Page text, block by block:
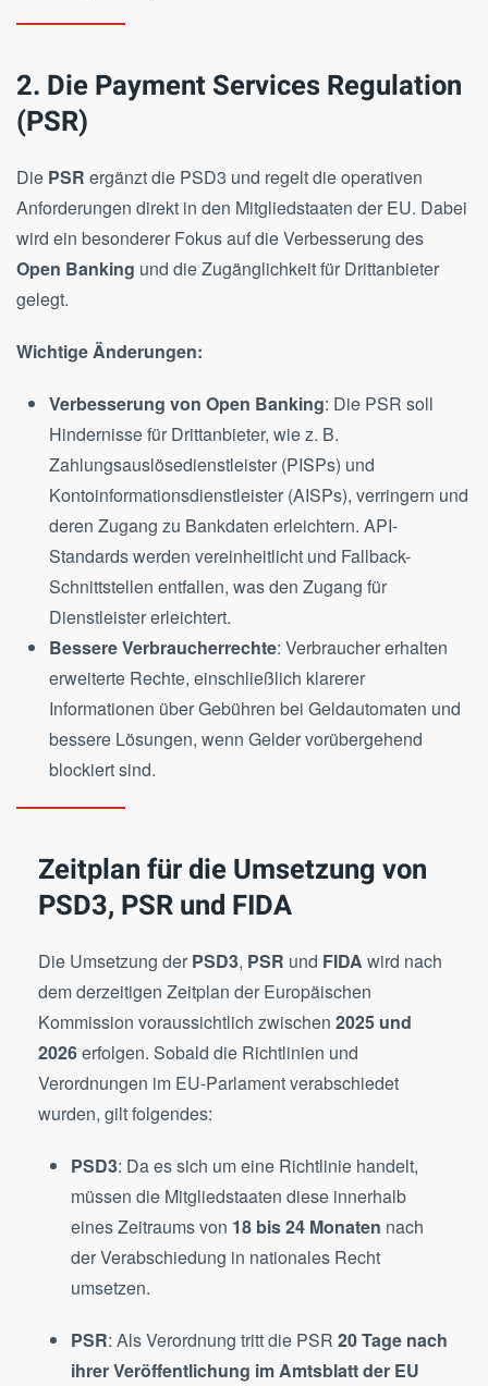
2. Die Payment Services Regulation
(PSR)
Die PSR ergänzt die PSD3 und regelt die operativen
Anforderungen direkt in den Mitgliedstaaten der EU. Dabei
wird ein besonderer Fokus auf die Verbesserung des
Open Banking und die Zugänglichkeit für Drittanbieter
gelegt.
Wichtige Änderungen:
Verbesserung von Open Banking: Die PSR soll
Hindernisse für Drittanbieter, wie z. B.
Zahlungsauslösedienstleister (PISPs) und
Kontoinformationsdienstleister (AISPs), verringern und
deren Zugang zu Bankdaten erleichtern​. API-
Standards werden vereinheitlicht und Fallback-
Schnittstellen entfallen, was den Zugang für
Dienstleister erleichtert.
Bessere Verbraucherrechte: Verbraucher erhalten
erweiterte Rechte, einschließlich klarerer
Informationen über Gebühren bei Geldautomaten und
bessere Lösungen, wenn Gelder vorübergehend
blockiert sind​.
Zeitplan für die Umsetzung von
PSD3, PSR und FIDA
Die Umsetzung der PSD3, PSR und FIDA wird nach
dem derzeitigen Zeitplan der Europäischen
Kommission voraussichtlich zwischen 2025 und
2026erfolgen. Sobald die Richtlinien und
Verordnungen im EU-Parlament verabschiedet
wurden, gilt folgendes:
PSD3: Da es sich um eine Richtlinie handelt,
müssen die Mitgliedstaaten diese innerhalb
eines Zeitraums von 18 bis 24 Monaten nach
der Verabschiedung in nationales Recht
umsetzen​.
PSR: Als Verordnung tritt die PSR 20 Tage nach
ihrer Veröffentlichung im Amtsblatt der EU